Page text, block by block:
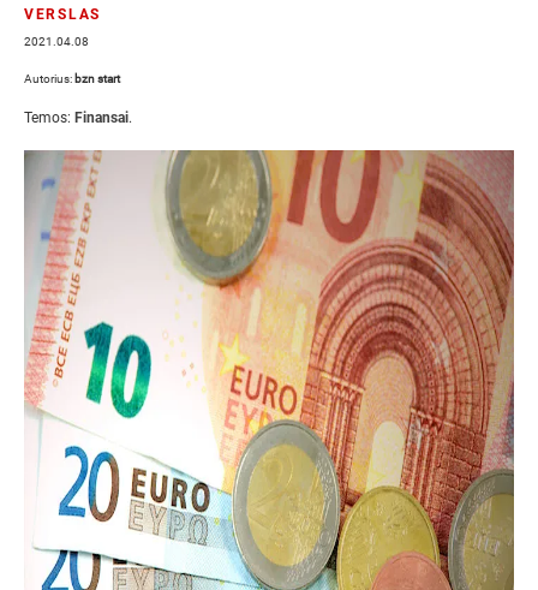
VERSLAS
2021.04.08
Autorius: bzn start
Temos: Finansai.